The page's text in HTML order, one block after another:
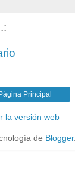
Principal
la versión web
de Blogger.